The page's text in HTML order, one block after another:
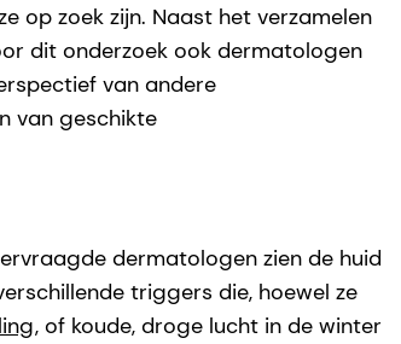
op zoek zijn. Naast het verzamelen
dit onderzoek ook dermatologen
van andere
van geschikte
dermatologen zien de huid
triggers die, hoewel ze
, of koude, droge lucht in de winter